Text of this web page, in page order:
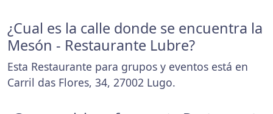
¿Cual es la calle donde se encuentra la
Mesón - Restaurante Lubre?
Esta Restaurante para grupos y eventos está en
Carril das Flores, 34, 27002 Lugo.